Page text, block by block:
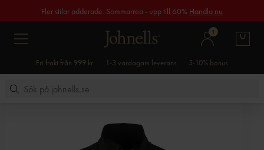
Fler stilar adderade. Sommarrea - upp till 60% Handla nu
1
Fri frakt från 999 kr 1-3 vardagars leverans 5-10% bonus